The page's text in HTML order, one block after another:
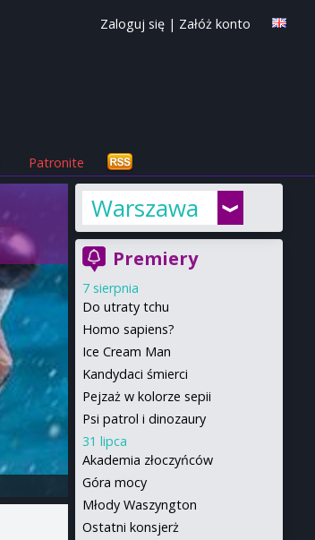
Zaloguj się | Załóż konto
Patronite
Warszawa
Premiery
7 sierpnia
Do utraty tchu
Homo sapiens?
Ice Cream Man
Kandydaci śmierci
Pejzaż w kolorze sepii
Psi patrol i dinozaury
31 lipca
Akademia złoczyńców
Góra mocy
Młody Waszyngton
Ostatni konsjerż